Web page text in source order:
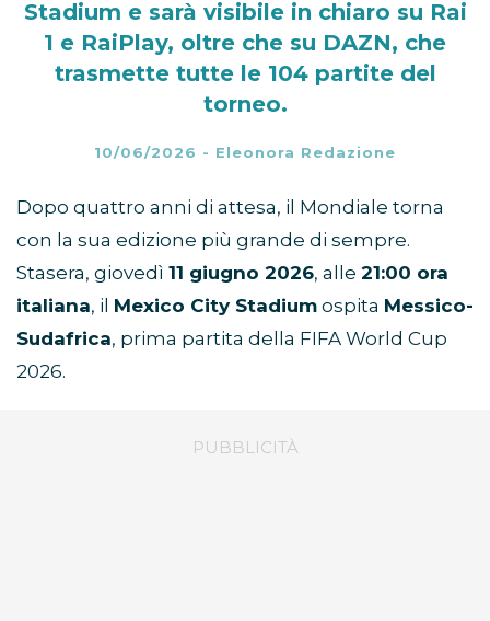
Stadium e sarà visibile in chiaro su Rai
1 e RaiPlay, oltre che su DAZN, che
trasmette tutte le 104 partite del
torneo.
10/06/2026 - Eleonora Redazione
Dopo quattro anni di attesa, il Mondiale torna
con la sua edizione più grande di sempre.
Stasera, giovedì 11 giugno 2026, alle 21:00 ora
italiana, il Mexico City Stadium ospita Messico-
Sudafrica, prima partita della FIFA World Cup
2026.